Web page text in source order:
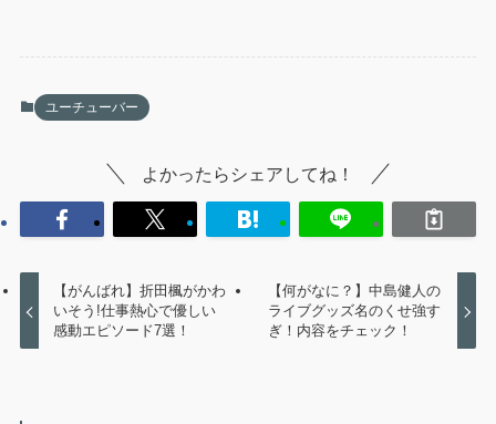
ユーチューバー
よかったらシェアしてね！
【がんばれ】折田楓がかわ
いそう!仕事熱心で優しい
感動エピソード7選！
【何がなに？】中島健人の
ライブグッズ名のくせ強す
ぎ！内容をチェック！